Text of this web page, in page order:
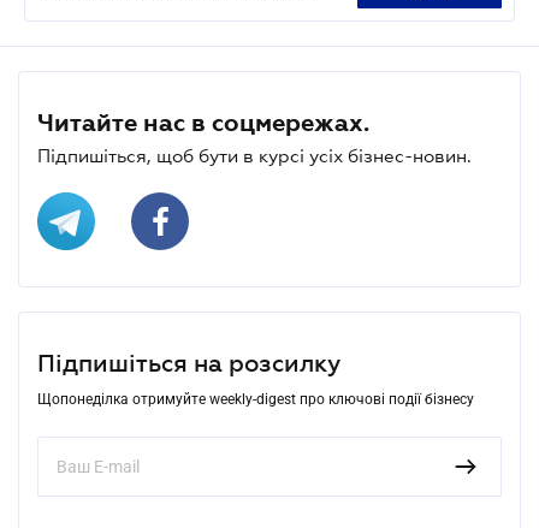
Читайте нас в соцмережах.
Підпишіться, щоб бути в курсі усіх бізнес-новин.
Підпишіться на розсилку
Щопонеділка отримуйте weekly-digest про ключові події бізнесу